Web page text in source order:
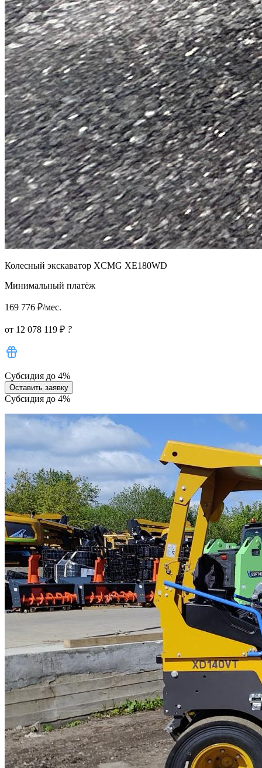
Колесный экскаватор XCMG XE180WD
Минимальный платёж
169 776 ₽/мес.
от 12 078 119 ₽ ?
Субсидия до 4%
Оставить заявку
Субсидия до 4%